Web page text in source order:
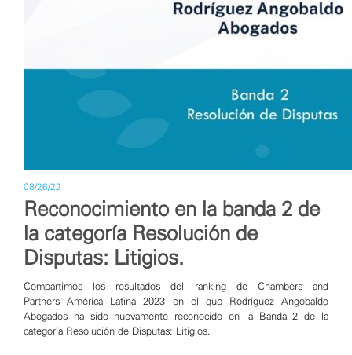
08/26/22
Reconocimiento en la banda 2 de
la categoría Resolución de
Disputas: Litigios.
Compartimos los resultados del ranking de Chambers and
Partners América Latina 2023 en el que Rodríguez Angobaldo
Abogados ha sido nuevamente reconocido en la Banda 2 de la
categoría Resolución de Disputas: Litigios.